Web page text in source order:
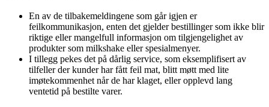
En av de tilbakemeldingene som går igjen er
feilkommunikasjon, enten det gjelder bestillinger som ikke blir
riktige eller mangelfull informasjon om tilgjengelighet av
produkter som milkshake eller spesialmenyer.
I tillegg pekes det på dårlig service, som eksemplifisert av
tilfeller der kunder har fått feil mat, blitt møtt med lite
imøtekommenhet når de har klaget, eller opplevd lang
ventetid på bestilte varer.